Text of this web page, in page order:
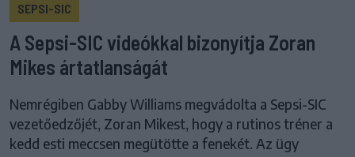
SEPSI-SIC
A Sepsi-SIC videókkal bizonyítja Zoran
Mikes ártatlanságát
Nemrégiben Gabby Williams megvádolta a Sepsi-SIC
vezetőedzőjét, Zoran Mikest, hogy a rutinos tréner a
kedd esti meccsen megütötte a fenekét. Az ügy